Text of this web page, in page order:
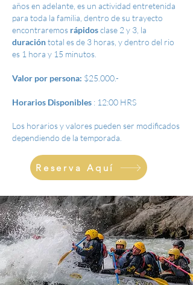
años en adelante, es un actividad entretenida
para toda la familia, dentro de su trayecto
encontraremos rápidosclase 2 y 3, la
duracióntotal es de 3 horas, y dentro del rio
es 1 hora y 15 minutos.
Valor por persona: $25.000.-
Horarios Disponibles : 12:00 HRS
Los horarios y valores pueden ser modificados
dependiendo de la temporada.
Reserva Aquí